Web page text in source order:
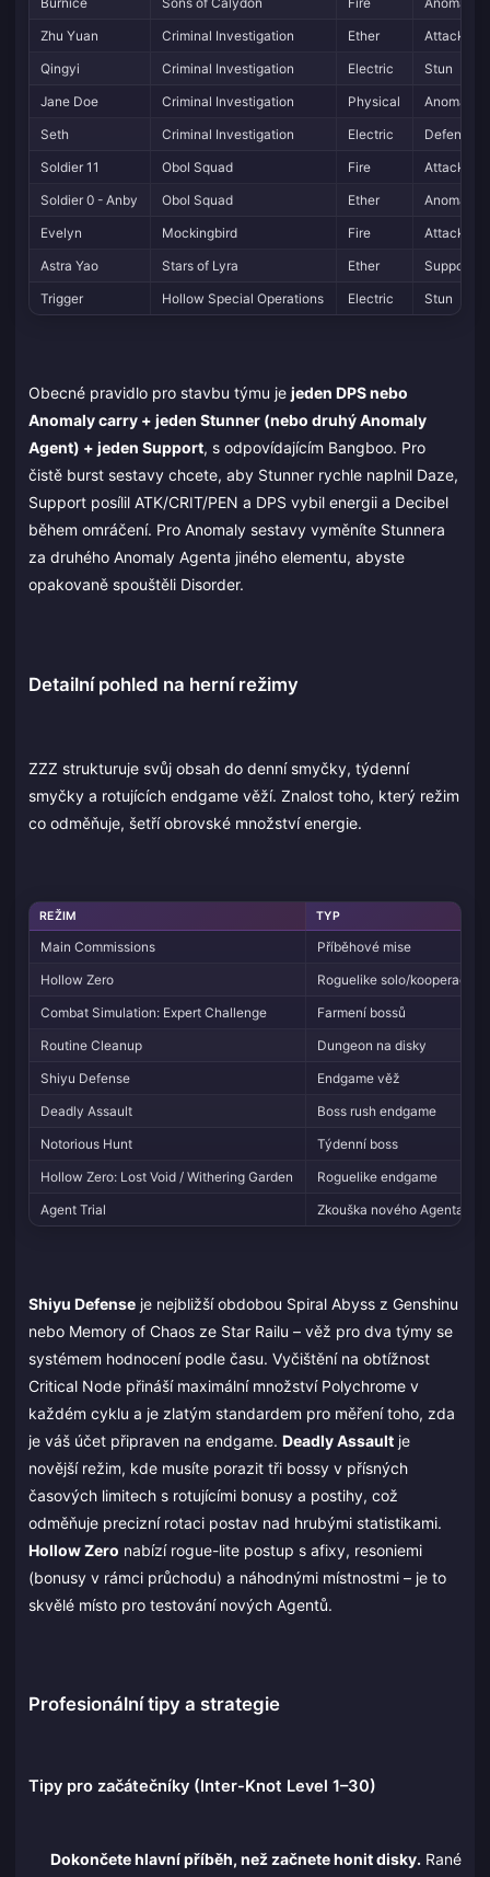
Zhu Yuan
Criminal Investigation Ether
Attack
Qingyi
Criminal Investigation Electric
Stun
Jane Doe
Criminal Investigation Physical
Anomaly
Seth
Criminal Investigation Electric
Defense
Soldier 11
Obol Squad Fire
Attack
Soldier 0 - Anby
Obol Squad Ether
Anomaly
Evelyn
Mockingbird Fire
Attack
Astra Yao
Stars of Lyra Ether
Support
Trigger
Hollow Special Operations Electric Stun
Obecné pravidlo pro stavbu týmu je jeden DPS nebo
Anomaly carry + jeden Stunner (nebo druhý Anomaly
Agent) + jeden Support, s odpovídajícím Bangboo. Pro
čistě burst sestavy chcete, aby Stunner rychle naplnil Daze,
Support posílil ATK/CRIT/PEN a DPS vybil energii a Decibel
během omráčení. Pro Anomaly sestavy vyměníte Stunnera
za druhého Anomaly Agenta jiného elementu, abyste
opakovaně spouštěli Disorder.
Detailní pohled na herní režimy
ZZZ strukturuje svůj obsah do denní smyčky, týdenní
smyčky a rotujících endgame věží. Znalost toho, který režim
co odměňuje, šetří obrovské množství energie.
REŽIM TYP
Main Commissions
Příběhové mise
Hollow Zero
Roguelike solo/kooperace
Combat Simulation: Expert Challenge
Farmení bossů
Routine Cleanup
Dungeon na disky
Shiyu Defense
Endgame věž
Deadly Assault
Boss rush endgame
Notorious Hunt
Týdenní boss
Hollow Zero: Lost Void / Withering Garden
Roguelike endgame
Agent Trial
Zkouška nového Agenta
Shiyu Defense je nejbližší obdobou Spiral Abyss z Genshinu
nebo Memory of Chaos ze Star Railu – věž pro dva týmy se
systémem hodnocení podle času. Vyčištění na obtížnost
Critical Node přináší maximální množství Polychrome v
každém cyklu a je zlatým standardem pro měření toho, zda
je váš účet připraven na endgame. Deadly Assault je
novější režim, kde musíte porazit tři bossy v přísných
časových limitech s rotujícími bonusy a postihy, což
odměňuje precizní rotaci postav nad hrubými statistikami.
Hollow Zero nabízí rogue-lite postup s afixy, resoniemi
(bonusy v rámci průchodu) a náhodnými místnostmi – je to
skvělé místo pro testování nových Agentů.
Profesionální tipy a strategie
Tipy pro začátečníky (Inter-Knot Level 1–30)
Dokončete hlavní příběh, než začnete honit disky. Rané